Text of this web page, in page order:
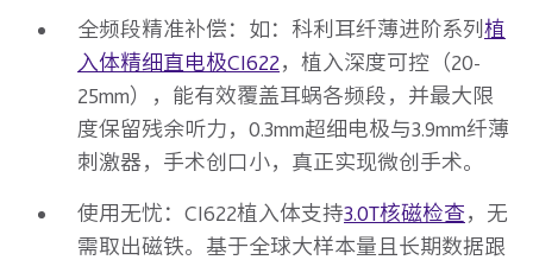
全频段精准补偿：如：科利耳纤薄进阶系列 植
入体精细直电极CI622，植入深度可控（20-
25mm），能有效覆盖耳蜗各频段，并最大限
度保留残余听力，0.3mm超细电极与3.9mm纤薄
刺激器，手术创口小，真正实现微创手术。
使用无忧：CI622植入体支持3.0T核磁检查，无
需取出磁铁。基于全球大样本量且长期数据跟